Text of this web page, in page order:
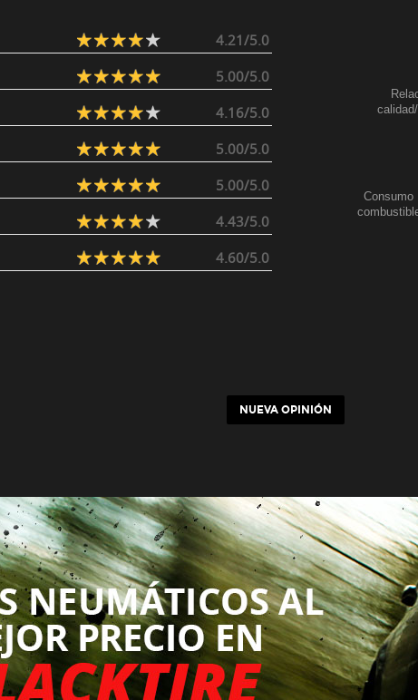
4.21/5.0
5.00/5.0
4.16/5.0
5.00/5.0
5.00/5.0
4.43/5.0
4.60/5.0
Consumo
NUEVA OPINIÓN